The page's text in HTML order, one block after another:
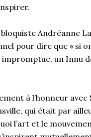
Andréanne
pour dire que « si
impromptue, un Innu
à l’honneur
qui était par
l’art et le